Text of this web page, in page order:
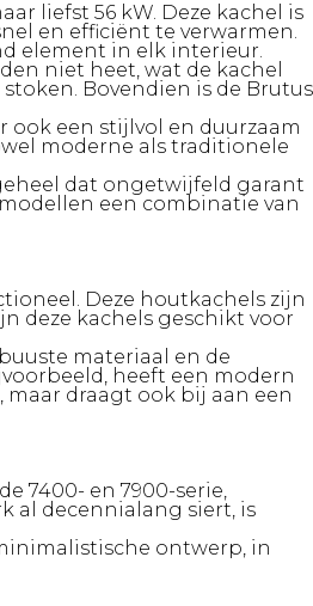
liefst 56 kW. Deze kachel is
en efficiënt te verwarmen.
element in elk interieur.
niet heet, wat de kachel
Bovendien is de Brutus
ook een stijlvol en duurzaam
moderne als traditionele
dat ongetwijfeld garant
een combinatie van
Deze houtkachels zijn
deze kachels geschikt voor
materiaal en de
heeft een modern
draagt ook bij aan een
7400- en 7900-serie,
al decennialang siert, is
ontwerp, in